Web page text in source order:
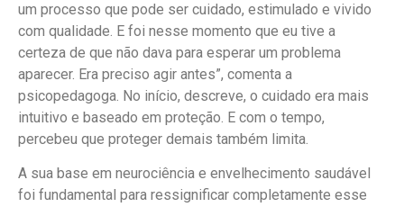
um processo que pode ser cuidado, estimulado e vivido
com qualidade. E foi nesse momento que eu tive a
certeza de que não dava para esperar um problema
aparecer. Era preciso agir antes”, comenta a
psicopedagoga. No início, descreve, o cuidado era mais
intuitivo e baseado em proteção. E com o tempo,
percebeu que proteger demais também limita.
A sua base em neurociência e envelhecimento saudável
foi fundamental para ressignificar completamente esse